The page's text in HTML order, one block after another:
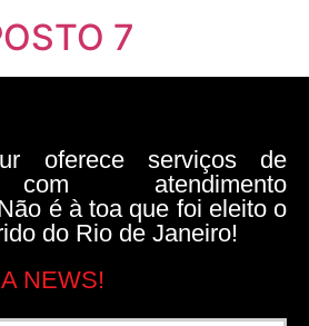
7
oferece serviços de
atendimento
é à toa que foi eleito o
do Rio de Janeiro!
NEWS!